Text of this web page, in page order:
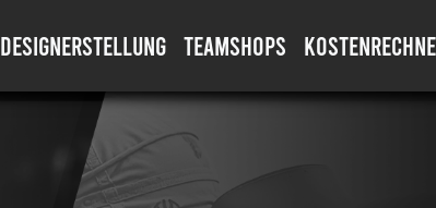
DESIGNERSTELLUNG TEAMSHOPS